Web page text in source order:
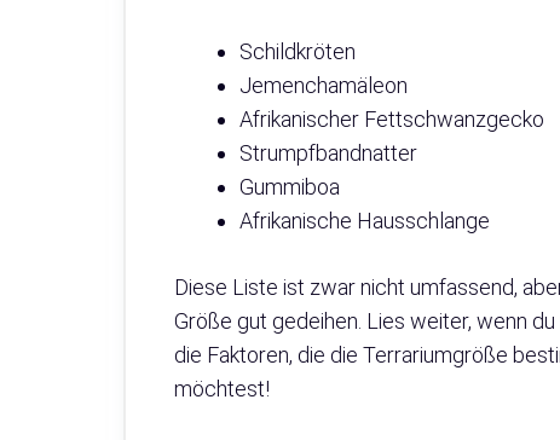
Schildkröten
Jemenchamäleon
Afrikanischer Fettschwanzgecko
Strumpfbandnatter
Gummiboa
Afrikanische Hausschlange
Diese Liste ist zwar nicht umfassend,
Größe gut gedeihen. Lies weiter, wenn
die Faktoren, die die Terrariumgröße
möchtest!